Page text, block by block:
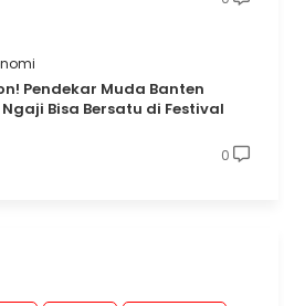
Pendekar Muda Banten
Bisa Bersatu di Festival
0